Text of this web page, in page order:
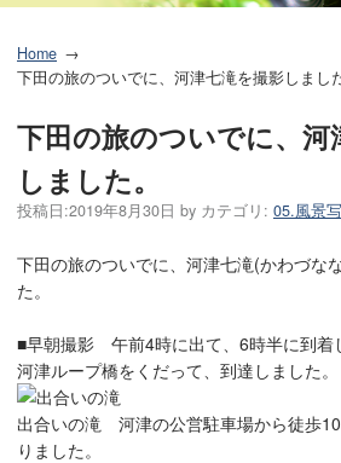
Home
下田の旅のついでに、河津七滝を撮影しました
下田の旅のついでに、河
しました。
投稿日:2019年8月30日 by カテゴリ: 05.風景
下田の旅のついでに、河津七滝(かわづな
た。
■早朝撮影 午前4時に出て、6時半に到着
河津ループ橋をくだって、到達しました。
出合いの滝 河津の公営駐車場から徒歩
りました。